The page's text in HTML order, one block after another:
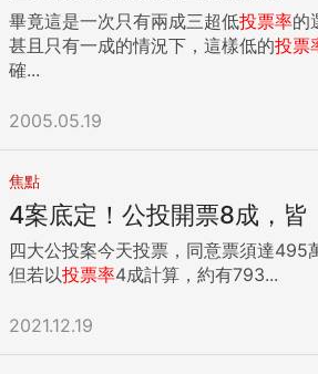
畢竟這是一次只有兩成三超低投票率的
甚且只有一成的情況下，這樣低的投票
確...
2005.05.19
焦點
4案底定！公投開票8成，皆
四大公投案今天投票，同意票須達495
但若以投票率4成計算，約有793...
2021.12.19